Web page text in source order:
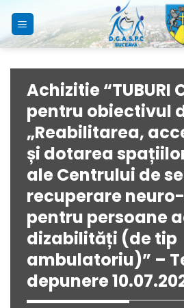
content
Achizitie “TUBURI
pentru obiectivul
„Reabilitarea,
și dotarea
ale Centrului de
recuperare
pentru persoane
dizabilități (de tip
ambulatoriu)” –
depunere